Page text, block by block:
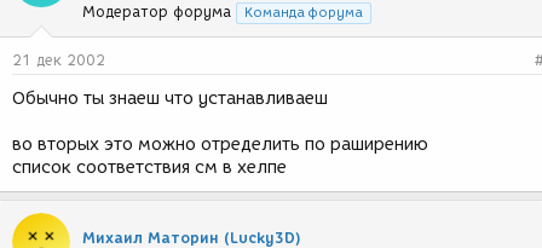
Модератор форума Команда форума
21 дек 2002
Обычно ты знаеш что устанавливаеш
во вторых это можно отределить по раширению
список соответствия см в хелпе
Михаил Маторин (Lucky3D)